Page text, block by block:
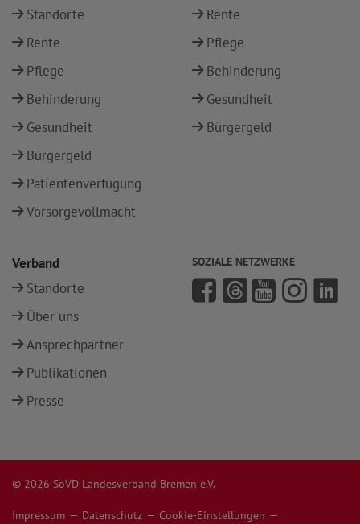
Standorte
Rente
Pflege
Behinderung
Gesundheit
Bürgergeld
Patientenverfügung
Vorsorgevollmacht
Rente
Pflege
Behinderung
Gesundheit
Bürgergeld
Verband
Standorte
Über uns
Ansprechpartner
Publikationen
Presse
SOZIALE NETZWERKE
© 2026 SoVD Landesverband Bremen e.V.
Impressum Datenschutz
Cookie-Einstellungen